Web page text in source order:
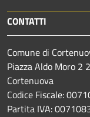
CONTATTI
Comune di
Piazza Aldo Moro 2
Cortenuova
Codice Fiscale:
Partita IVA: